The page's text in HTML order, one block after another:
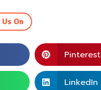
On
Pinterest
LinkedIn